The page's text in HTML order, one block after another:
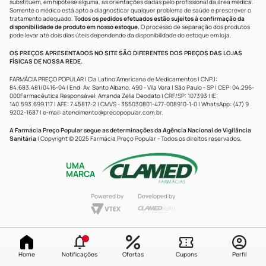
Home Notificações Ofertas Cupons Perfil
substituem, em hipótese alguma, as orientações dadas pelo profissional da área médica.
Somente o médico está apto a diagnosticar qualquer problema de saúde e prescrever o
tratamento adequado. Todos os pedidos efetuados estão sujeitos à confirmação da
disponibilidade de produto em nosso estoque.O processo de separação dos produtos
pode levar até dois dias úteis dependendo da disponibilidade do estoque em loja.
OS PREÇOS APRESENTADOS NO SITE SÃO DIFERENTES DOS PREÇOS DAS LOJAS
FÍSICAS DE NOSSA REDE.
FARMÁCIA PREÇO POPULAR | Cia Latino Americana de Medicamentos | CNPJ:
84.683.481/0416-04 | End: Av. Santo Albano, 490 - Vila Vera | São Paulo - SP | CEP: 04.296-
000Farmacêutica Responsável: Amanda Zelia Deodato | CRF/SP: 107393 | IE:
140.593.699.117 | AFE: 7.45817-2 | CMVS - 355030801-477-008910-1-0 | WhatsApp: (47) 9
9202-1687 | e-mail: atendimento@precopopular.com.br.
A Farmácia Preço Popular segue as determinações da Agência Nacional de Vigilância
Sanitária | Copyright © 2025 Farmácia Preço Popular - Todos os direitos reservados.
UMA
MARCA
Powered by Developed by